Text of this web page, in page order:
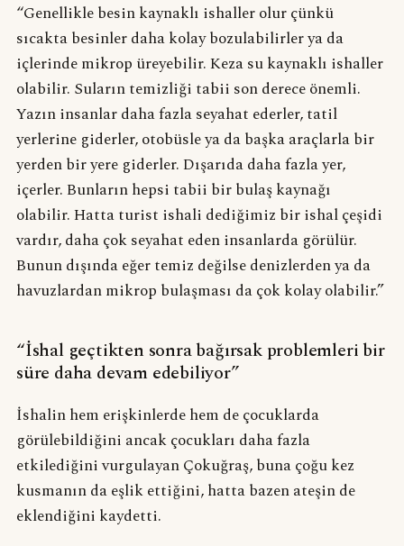
“Genellikle besin kaynaklı ishaller olur çünkü
sıcakta besinler daha kolay bozulabilirler ya da
içlerinde mikrop üreyebilir. Keza su kaynaklı ishaller
olabilir. Suların temizliği tabii son derece önemli.
Yazın insanlar daha fazla seyahat ederler, tatil
yerlerine giderler, otobüsle ya da başka araçlarla bir
yerden bir yere giderler. Dışarıda daha fazla yer,
içerler. Bunların hepsi tabii bir bulaş kaynağı
olabilir. Hatta turist ishali dediğimiz bir ishal çeşidi
vardır, daha çok seyahat eden insanlarda görülür.
Bunun dışında eğer temiz değilse denizlerden ya da
havuzlardan mikrop bulaşması da çok kolay olabilir.”
“İshal geçtikten sonra bağırsak problemleri bir
süre daha devam edebiliyor”
İshalin hem erişkinlerde hem de çocuklarda
görülebildiğini ancak çocukları daha fazla
etkilediğini vurgulayan Çokuğraş, buna çoğu kez
kusmanın da eşlik ettiğini, hatta bazen ateşin de
eklendiğini kaydetti.